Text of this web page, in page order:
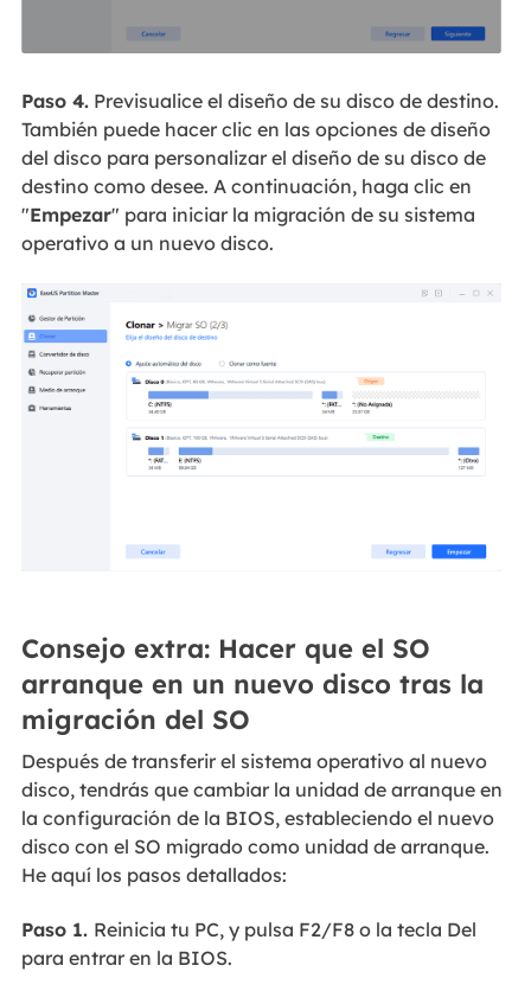
Paso 4.Previsualice el diseño de su disco de destino.
También puede hacer clic en las opciones de diseño
del disco para personalizar el diseño de su disco de
destino como desee. A continuación, haga clic en
"Empezar" para iniciar la migración de su sistema
operativo a un nuevo disco.
Consejo extra: Hacer que el SO
arranque en un nuevo disco tras la
migración del SO
Después de transferir el sistema operativo al nuevo
disco, tendrás que cambiar la unidad de arranque en
la configuración de la BIOS, estableciendo el nuevo
disco con el SO migrado como unidad de arranque.
He aquí los pasos detallados:
Paso 1. Reinicia tu PC, y pulsa F2/F8 o la tecla Del
para entrar en la BIOS.